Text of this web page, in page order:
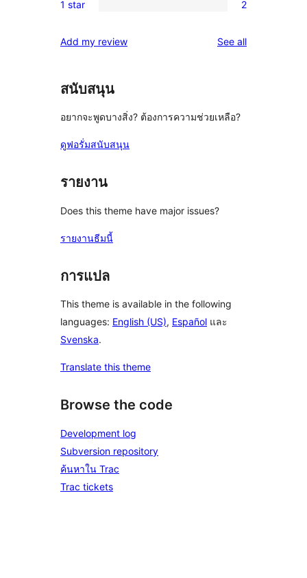
review
star
2-
reviews
2
star
1 star 2
Add my review See allreviews
สนับสนุน
อยากจะพูดบางสิ่ง? ต้องการความช่วยเหลือ?
ดูฟอรั่มสนับสนุน
รายงาน
Does this theme have major issues?
รายงานธีมนี้
การแปล
This theme is available in the following
languages: English (US), Español และ
Svenska.
Translate this theme
Browse the code
Development log
Subversion repository
ค้นหาใน Trac
Trac tickets